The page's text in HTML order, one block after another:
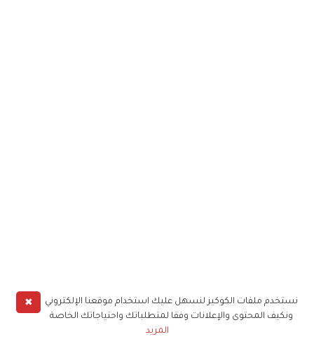
✖
نستخدم ملفات الكوكيز لنسهل عليك استخدام موقعنا الإلكتروني
ونكيف المحتوى والإعلانات وفقا لمتطلباتك واحتياجاتك الخاصة
المزيد